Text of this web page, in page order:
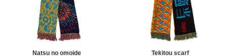
Natsu no omoide Tekitou scarf